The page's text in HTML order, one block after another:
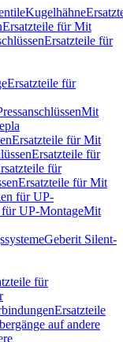
Kugelhähne
Ersatzteile für Mit
Ersatzteile für
Ersatzteile für
Mit
Ersatzteile für Mit
Ersatzteile für
für
Ersatzteile für Mit
für UP-
für UP-MontageMit
Geberit Silent-
für
Ersatzteile
auf andere